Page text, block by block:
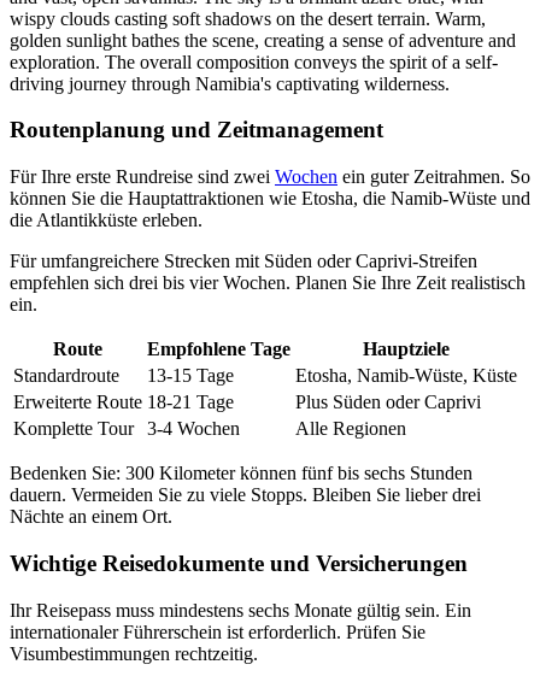
Routenplanung und Zeitmanagement
Für Ihre erste Rundreise sind zwei Wochen ein guter Zeitrahmen. So
können Sie die Hauptattraktionen wie Etosha, die Namib-Wüste und
die Atlantikküste erleben.
Für umfangreichere Strecken mit Süden oder Caprivi-Streifen
empfehlen sich drei bis vier Wochen. Planen Sie Ihre Zeit realistisch
ein.
Route Empfohlene Tage
Hauptziele
Standardroute
13-15 Tage
Etosha, Namib-Wüste, Küste
Erweiterte Route 18-21 Tage
Plus Süden oder Caprivi
Komplette Tour
3-4 Wochen Alle Regionen
Bedenken Sie: 300 Kilometer können fünf bis sechs Stunden
dauern. Vermeiden Sie zu viele Stopps. Bleiben Sie lieber drei
Nächte an einem Ort.
Wichtige Reisedokumente und Versicherungen
Ihr Reisepass muss mindestens sechs Monate gültig sein. Ein
internationaler Führerschein ist erforderlich. Prüfen Sie
Visumbestimmungen rechtzeitig.